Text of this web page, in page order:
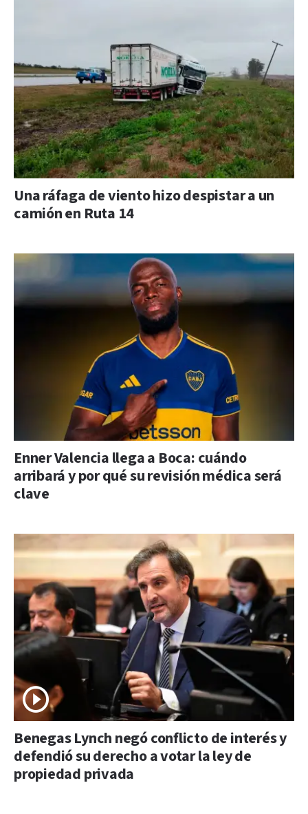
Una ráfaga de viento hizo despistar a un
camión en Ruta 14
Enner Valencia llega a Boca: cuándo
arribará y por qué su revisión médica será
clave
Benegas Lynch negó conflicto de interés y
defendió su derecho a votar la ley de
propiedad privada